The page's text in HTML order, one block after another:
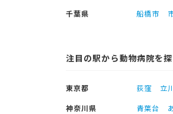
千葉県
船橋市
注目の駅から動物病院を
東京都 荻窪 立
神奈川県
青葉台